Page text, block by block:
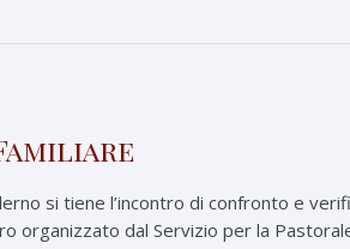
si tiene l’incontro di confronto e
organizzato dal Servizio per la